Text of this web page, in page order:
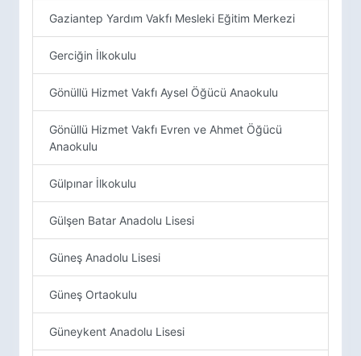
Gaziantep Yardım Vakfı Mesleki Eğitim Merkezi
Gerciğin İlkokulu
Gönüllü Hizmet Vakfı Aysel Öğücü Anaokulu
Gönüllü Hizmet Vakfı Evren ve Ahmet Öğücü
Anaokulu
Gülpınar İlkokulu
Gülşen Batar Anadolu Lisesi
Güneş Anadolu Lisesi
Güneş Ortaokulu
Güneykent Anadolu Lisesi